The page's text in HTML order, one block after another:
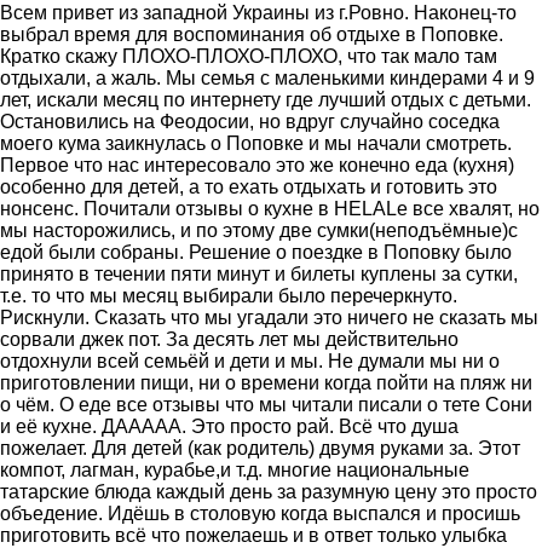
Всем привет из западной Украины из г.Ровно. Наконец-то
выбрал время для воспоминания об отдыхе в Поповке.
Кратко скажу ПЛОХО-ПЛОХО-ПЛОХО, что так мало там
отдыхали, а жаль. Мы семья с маленькими киндерами 4 и 9
лет, искали месяц по интернету где лучший отдых с детьми.
Остановились на Феодосии, но вдруг случайно соседка
моего кума заикнулась о Поповке и мы начали смотреть.
Первое что нас интересовало это же конечно еда (кухня)
особенно для детей, а то ехать отдыхать и готовить это
нонсенс. Почитали отзывы о кухне в HELALe все хвалят, но
мы насторожились, и по этому две сумки(неподъёмные)с
едой были собраны. Решение о поездке в Поповку было
принято в течении пяти минут и билеты куплены за сутки,
т.е. то что мы месяц выбирали было перечеркнуто.
Рискнули. Сказать что мы угадали это ничего не сказать мы
сорвали джек пот. За десять лет мы действительно
отдохнули всей семьёй и дети и мы. Не думали мы ни о
приготовлении пищи, ни о времени когда пойти на пляж ни
о чём. О еде все отзывы что мы читали писали о тете Сони
и её кухне. ДААААА. Это просто рай. Всё что душа
пожелает. Для детей (как родитель) двумя руками за. Этот
компот, лагман, курабье,и т.д. многие национальные
татарские блюда каждый день за разумную цену это просто
объедение. Идёшь в столовую когда выспался и просишь
приготовить всё что пожелаешь и в ответ только улыбка